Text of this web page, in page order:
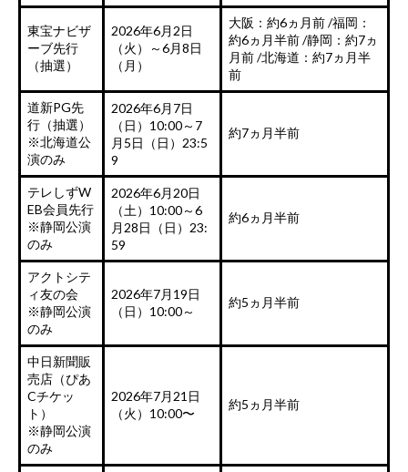
東宝ナビザ
ーブ先行
（抽選）
2026年6月2日
（火）～6月8日
（月）
大阪：約6ヵ月前 /福岡：
約6ヵ月半前 /静岡：約7ヵ
月前 /北海道：約7ヵ月半
前
道新PG先
行（抽選）
※北海道公
演のみ
2026年6月7日
（日）10:00～7
月5日（日）23:5
9
約7ヵ月半前
テレしずW
EB会員先行
※静岡公演
のみ
2026年6月20日
（土）10:00～6
月28日（日）23:
59
約6ヵ月半前
アクトシテ
ィ友の会
※静岡公演
のみ
2026年7月19日
（日）10:00～
約5ヵ月半前
中日新聞販
売店（ぴあ
Cチケッ
ト）
※静岡公演
のみ
2026年7月21日
（火）10:00〜
約5ヵ月半前